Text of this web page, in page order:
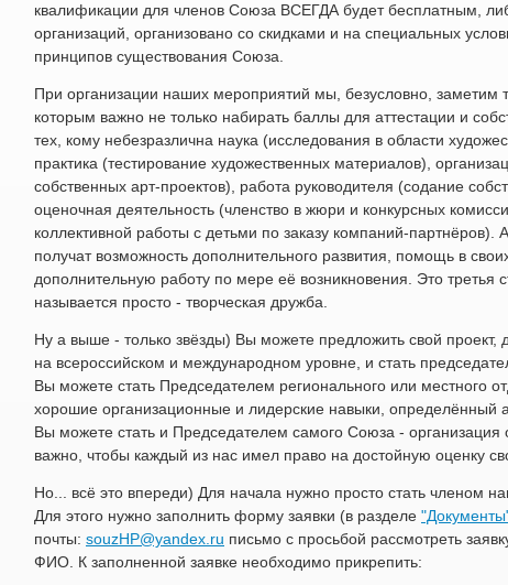
квалификации для членов Союза ВСЕГДА будет бесплатным,
организаций, организовано со скидками и на специальных
принципов существования Союза.
При организации наших мероприятий мы, безусловно, заметим
которым важно не только набирать баллы для аттестации и
тех, кому небезразлична наука (исследования в области
практика (тестирование художественных материалов),
собственных арт-проектов), работа руководителя (содание
оценочная деятельность (членство в жюри и конкурсных
коллективной работы с детьми по заказу компаний-партнёров).
получат возможность дополнительного развития, помощь в
дополнительную работу по мере её возникновения. Это третья
называется просто - творческая дружба.
Ну а выше - только звёзды) Вы можете предложить свой проект,
на всероссийском и международном уровне, и стать
Вы можете стать Председателем регионального или местного
хорошие организационные и лидерские навыки, определённый
Вы можете стать и Председателем самого Союза - организация
важно, чтобы каждый из нас имел право на достойную оценку
Но... всё это впереди) Для начала нужно просто стать членом
Для этого нужно заполнить форму заявки (в разделе
почты: souzHP@yandex.ru письмо с просьбой рассмотреть
ФИО. К заполненной заявке необходимо прикрепить: